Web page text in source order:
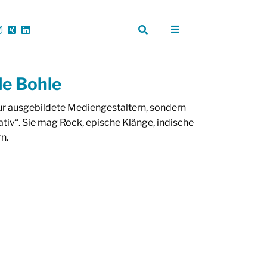
Bohle
ausgebildete Mediengestaltern, sondern
Sie mag Rock, epische Klänge, indische